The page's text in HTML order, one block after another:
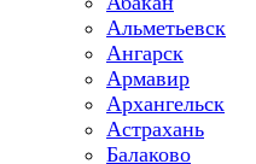
Альметьевск
Ангарск
Армавир
Архангельск
Астрахань
Балаково